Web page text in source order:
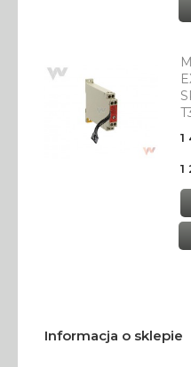
1
1
Informacja o sklepie